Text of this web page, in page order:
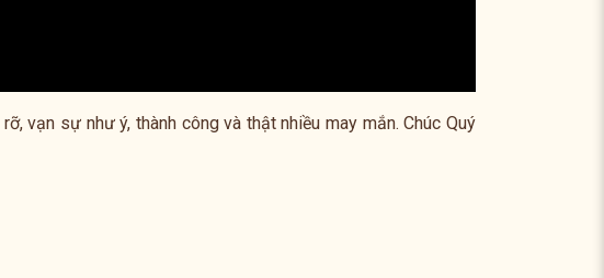
vạn sự như ý, thành công và thật nhiều may mắn. Chúc Quý